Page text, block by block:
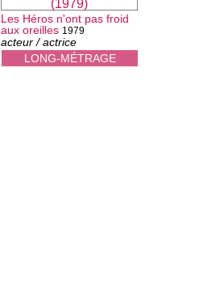
LONG-MÉTRAGE
Les Héros n'ont pas froid
aux oreilles 1979
acteur / actrice